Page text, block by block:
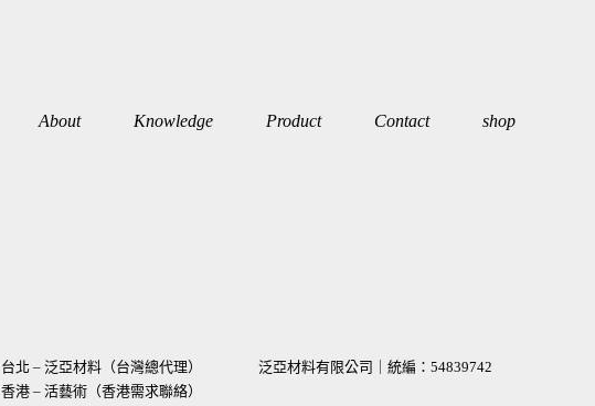
About Knowledge Product Contact shop
台北 – 泛亞材料（台灣總代理）
香港 – 活藝術（香港需求聯絡）
泛亞材料有限公司｜統編：54839742